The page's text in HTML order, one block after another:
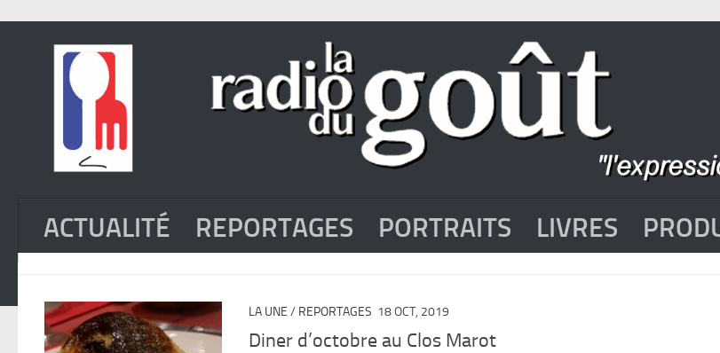
ACTUALITÉ REPORTAGES PORTRAITS LIVRES
LA UNE / REPORTAGES 18 OCT, 2019
Diner d’octobre au Clos Marot